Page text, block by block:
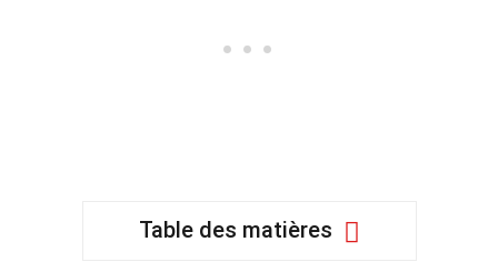
Table des matières